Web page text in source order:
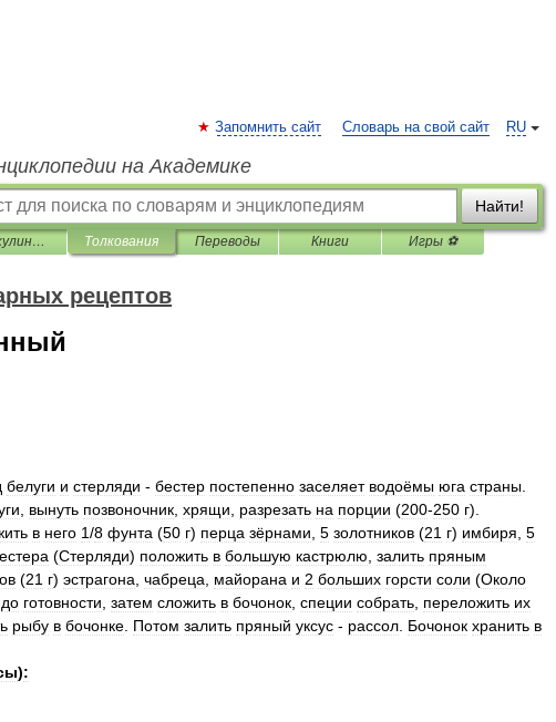
RU
Запомнить сайт Словарь на свой сайт
на Академике
Найти!
Энциклопедия кулинарных рецептов Толкования Переводы Книги Игры ⚽
рецептов
белуги и стерляди - бестер постепенно заселяет водоёмы юга страны
вынуть позвоночник хрящи разрезать на порции (200-250 г).
в него 1/8 фунта (50 г) перца зёрнами 5 золотников (21 г) имбиря 5
(Стерляди) положить в большую кастрюлю залить пряным
(21 г) эстрагона чабреца майорана и 2 больших горсти соли (Около
до готовности затем сложить в бочонок специи собрать переложить их
рыбу в бочонке Потом залить пряный уксус - рассол Бочонок хранить в
):